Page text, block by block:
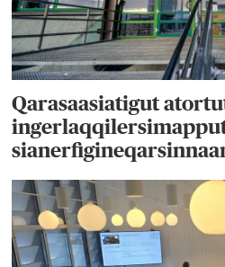
Qarasaasiatigut